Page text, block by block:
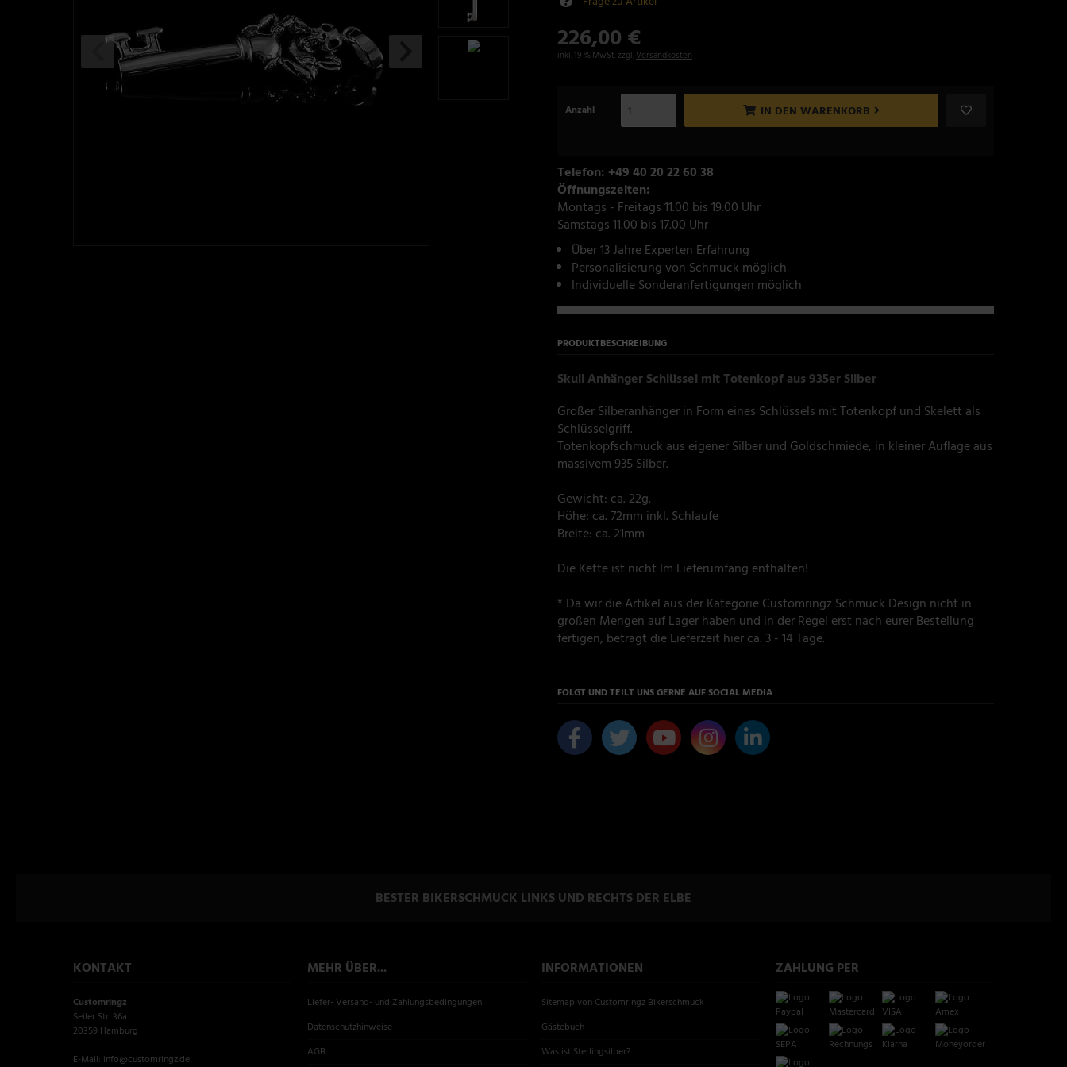
226,00 €
inkl. 19 % MwSt. zzgl. Versandkosten
Anzahl IN DEN WARENKORB
Telefon: +49 40 20 22 60 38
Öffnungszeiten:
Montags - Freitags 11.00 bis 19.00 Uhr
Samstags 11.00 bis 17.00 Uhr
Über 13 Jahre Experten Erfahrung
Personalisierung von Schmuck möglich
Individuelle Sonderanfertigungen möglich
PRODUKTBESCHREIBUNG
Skull Anhänger Schlüssel mit Totenkopf aus 935er Silber
Großer Silberanhänger in Form eines Schlüssels mit Totenkopf und Skelett als
Schlüsselgriff.
Totenkopfschmuck aus eigener Silber und Goldschmiede, in kleiner Auflage aus
massivem 935 Silber.
Gewicht: ca. 22g.
Höhe: ca. 72mm inkl. Schlaufe
Breite: ca. 21mm
Die Kette ist nicht Im Lieferumfang enthalten!
* Da wir die Artikel aus der Kategorie Customringz Schmuck Design nicht in
großen Mengen auf Lager haben und in der Regel erst nach eurer Bestellung
fertigen, beträgt die Lieferzeit hier ca. 3 - 14 Tage.
FOLGT UND TEILT UNS GERNE AUF SOCIAL MEDIA
BESTER BIKERSCHMUCK LINKS UND RECHTS DER ELBE
KONTAKT
Customringz
Seiler Str. 36a
20359 Hamburg
E-Mail: info@customringz.de
MEHR ÜBER...
Liefer- Versand- und Zahlungsbedingungen
Datenschutzhinweise
AGB
INFORMATIONEN
Sitemap von Customringz Bikerschmuck
Gästebuch
Was ist Sterlingsilber?
ZAHLUNG PER